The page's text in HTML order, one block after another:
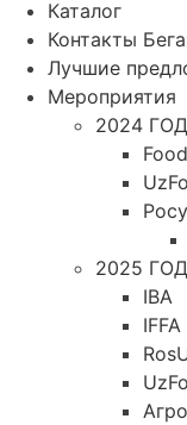
Каталог
Контакты
Лучшие
Мероприятия
2024 ГОД
2025 ГОД
IBA
IFFA